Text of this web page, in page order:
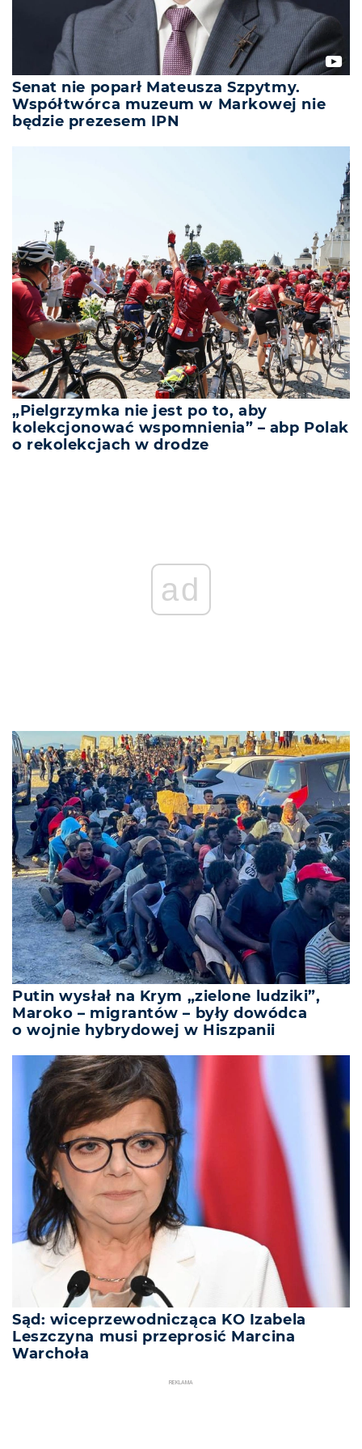
Senat nie poparł Mateusza Szpytmy.
Współtwórca muzeum w Markowej nie
będzie prezesem IPN
„Pielgrzymka nie jest po to, aby
kolekcjonować wspomnienia” – abp Polak
o rekolekcjach w drodze
ad
Putin wysłał na Krym „zielone ludziki”,
Maroko – migrantów – były dowódca
o wojnie hybrydowej w Hiszpanii
Sąd: wiceprzewodnicząca KO Izabela
Leszczyna musi przeprosić Marcina
Warchoła
REKLAMA